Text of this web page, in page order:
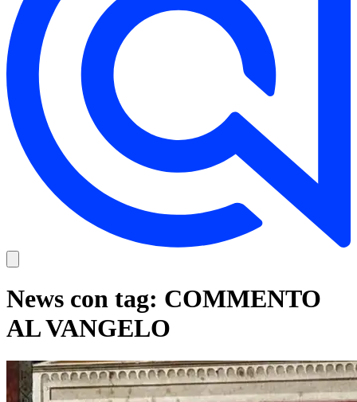
News con tag: COMMENTO
AL VANGELO